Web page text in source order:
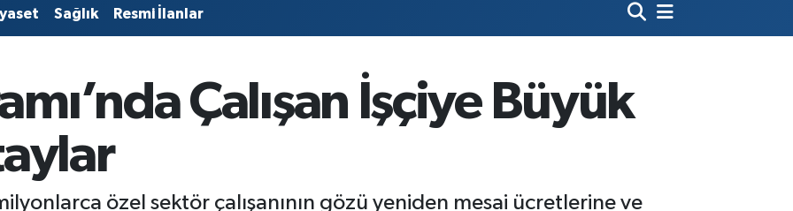
61,60380
%0.18
6862,09000
BİST100
14.598,00
%0
BITCOIN
Sağlık Resmi İlanlar
Çalışan İşçiye Büyük
özel sektör çalışanının gözü yeniden mesai ücretlerine ve